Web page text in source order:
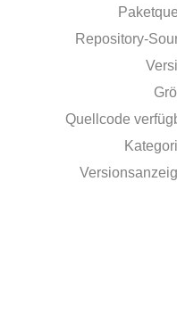
Repository-
Quellcode